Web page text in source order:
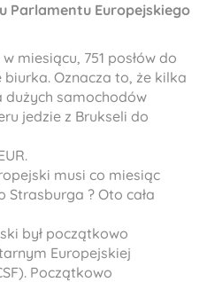
Parlamentu Europejskiego
miesiącu, 751 posłów do
Oznacza to, że kilka
samochodów
jedzie z Brukseli do
musi co miesiąc
Strasburga ? Oto cała
był początkowo
Europejskiej
Początkowo